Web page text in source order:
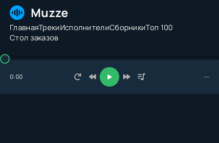
Muzze
ГлавнаяТрекиИсполнителиСборникиТоп 100
Стол заказов
© 2026 Muzze.net. Все права защищены. Администрация:
admin@muzze.net
0:00 --